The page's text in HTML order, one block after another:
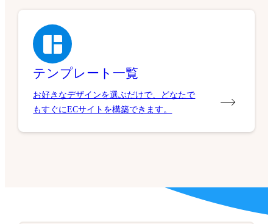
テンプレート一覧
お好きなデザインを選ぶだけで、どなたで
もすぐにECサイトを構築できます。